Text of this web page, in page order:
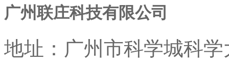
广州联庄科技有限公司
地址： 广州市科学城科